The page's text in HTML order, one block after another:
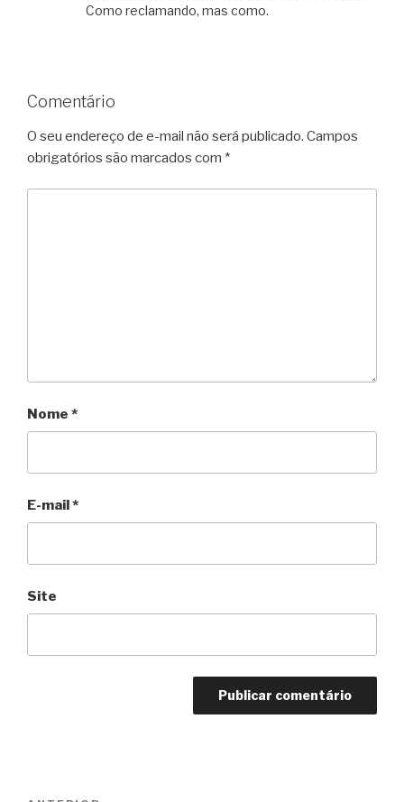
Como reclamando, mas como.
Comentário
O seu endereço de e-mail não será publicado. Campos
obrigatórios são marcados com *
Nome *
E-mail*
Site